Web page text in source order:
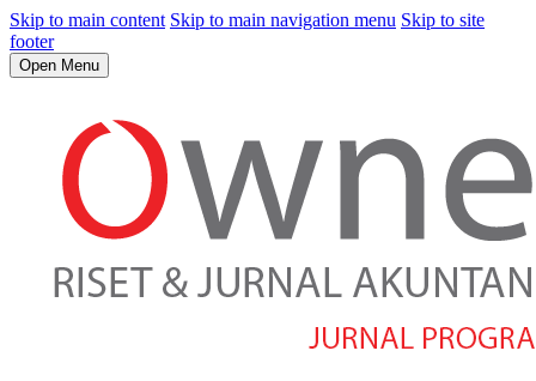
Skip to main content Skip to main navigation menu Skip to site
footer
Open Menu